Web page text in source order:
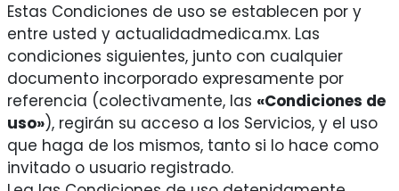
Estas Condiciones de uso se establecen por y
entre usted y actualidadmedica.mx. Las
condiciones siguientes, junto con cualquier
documento incorporado expresamente por
referencia (colectivamente, las «Condiciones de
uso»), regirán su acceso a los Servicios, y el uso
que haga de los mismos, tanto si lo hace como
invitado o usuario registrado.